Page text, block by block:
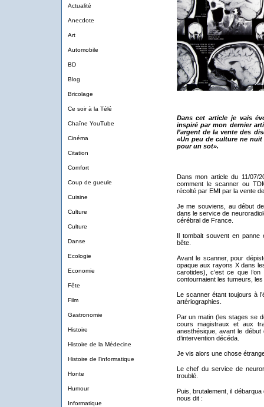
Actualité
Anecdote
Art
Automobile
BD
Blog
Bricolage
Ce soir à la Télé
Chaîne YouTube
Cinéma
Citation
Comfort
Coup de gueule
Cuisine
Culture
Culture
Danse
Ecologie
Economie
Fête
Film
Gastronomie
Histoire
Histoire de la Médecine
Histoire de l'informatique
Honte
Humour
Informatique
Dans cet article je vais
inspiré par mon dernier
l’argent de la vente des
«Un peu de culture ne
pour un sot».
Dans mon article du 11/07/
comment le scanner ou
récolté par EMI par la vente
Je me souviens, au début
dans le service de
cérébral de France.
Il tombait souvent en
bête.
Avant le scanner, pour
opaque aux rayons X dans
carotides), c’est ce que
contournaient les tumeurs,
Le scanner étant toujours à
artériographies.
Par un matin (les stages se
cours magistraux et aux
anesthésique, avant le début
d’intervention décéda.
Je vis alors une chose
Le chef du service de
troublé.
Puis, brutalement, il
nous dit :